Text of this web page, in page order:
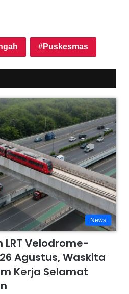
Puskesmas
News
Velodrome-
Agustus, Waskita
Kerja Selamat